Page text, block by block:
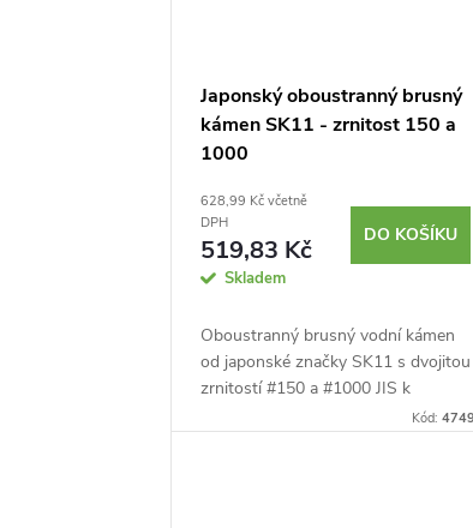
Japonský oboustranný brusný
kámen SK11 - zrnitost 150 a
1000
628,99 Kč včetně
DPH
519,83 Kč
Skladem
DO KOŠÍKU
Oboustranný brusný vodní kámen
od japonské značky SK11 s dvojitou
zrnitostí #150 a #1000 JIS k
broušení ostří nožů, dlát, čepelí
Kód:4749